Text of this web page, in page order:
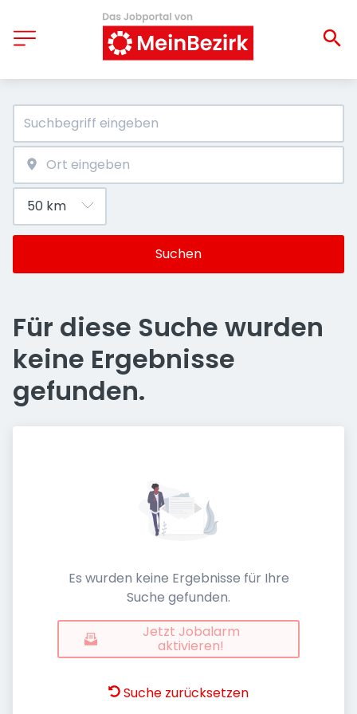
Suchen
Für diese Suche wurden
keine Ergebnisse
gefunden.
Es wurden keine Ergebnisse für Ihre
Suche gefunden.
Jetzt Jobalarm
aktivieren!
Suche zurücksetzen